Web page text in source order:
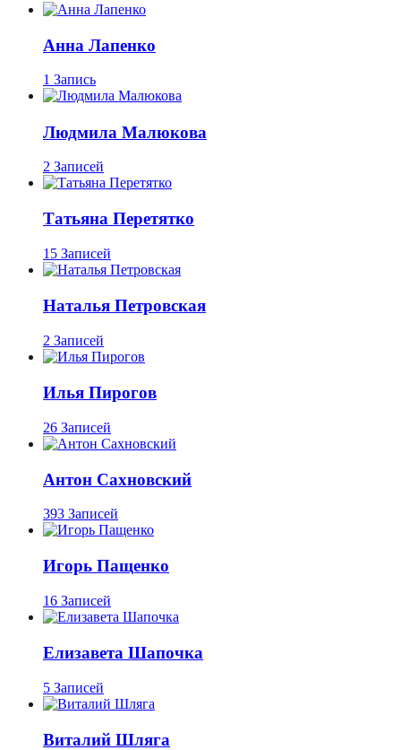
Анна Лапенко
1 Запись
Людмила Малюкова
2 Записей
Татьяна Перетятко
15 Записей
Наталья Петровская
2 Записей
Илья Пирогов
26 Записей
Антон Сахновский
393 Записей
Игорь Пащенко
16 Записей
Елизавета Шапочка
5 Записей
Виталий Шляга